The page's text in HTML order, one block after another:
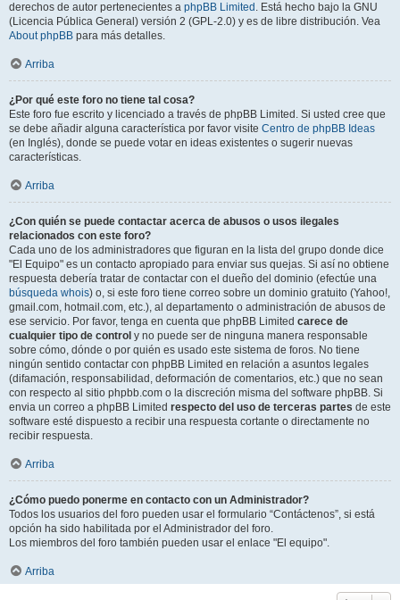
derechos de autor pertenecientes a phpBB Limited . Está hecho bajo la GNU
(Licencia Pública General) versión 2 (GPL-2.0) y es de libre distribución. Vea
About phpBB para más detalles.
Arriba
¿Por qué este foro no tiene tal cosa?
Este foro fue escrito y licenciado a través de phpBB Limited. Si usted cree que
se debe añadir alguna característica por favor visite Centro de phpBB Ideas
(en Inglés), donde se puede votar en ideas existentes o sugerir nuevas
características.
Arriba
¿Con quién se puede contactar acerca de abusos o usos ilegales
relacionados con este foro?
Cada uno de los administradores que figuran en la lista del grupo donde dice
"El Equipo" es un contacto apropiado para enviar sus quejas. Si así no obtiene
respuesta debería tratar de contactar con el dueño del dominio (efectúe una
búsqueda whois) o, si este foro tiene correo sobre un dominio gratuito (Yahoo!,
gmail.com, hotmail.com, etc.), al departamento o administración de abusos de
ese servicio. Por favor, tenga en cuenta que phpBB Limited carece de
cualquier tipo de control y no puede ser de ninguna manera responsable
sobre cómo, dónde o por quién es usado este sistema de foros. No tiene
ningún sentido contactar con phpBB Limited en relación a asuntos legales
(difamación, responsabilidad, deformación de comentarios, etc.) que no sean
con respecto al sitio phpbb.com o la discreción misma del software phpBB. Si
envia un correo a phpBB Limited respecto del uso de terceras partes de este
software esté dispuesto a recibir una respuesta cortante o directamente no
recibir respuesta.
Arriba
¿Cómo puedo ponerme en contacto con un Administrador?
Todos los usuarios del foro pueden usar el formulario “Contáctenos”, si está
opción ha sido habilitada por el Administrador del foro.
Los miembros del foro también pueden usar el enlace "El equipo".
Arriba